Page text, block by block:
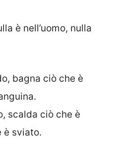
è nell’uomo, nulla
bagna ciò che è
scalda ciò che è
è sviato.